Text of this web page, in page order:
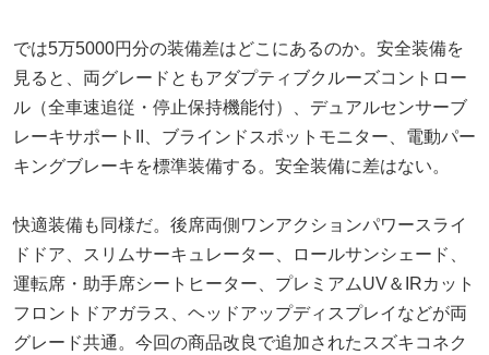
では5万5000円分の装備差はどこにあるのか。安全装備を
見ると、両グレードともアダプティブクルーズコントロー
ル（全車速追従・停止保持機能付）、デュアルセンサーブ
レーキサポートII、ブラインドスポットモニター、電動パー
キングブレーキを標準装備する。安全装備に差はない。
快適装備も同様だ。後席両側ワンアクションパワースライ
ドドア、スリムサーキュレーター、ロールサンシェード、
運転席・助手席シートヒーター、プレミアムUV＆IRカット
フロントドアガラス、ヘッドアップディスプレイなどが両
グレード共通。今回の商品改良で追加されたスズキコネク